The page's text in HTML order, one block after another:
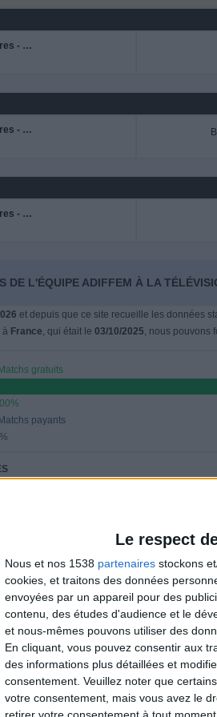
Le respect
Nous et nos 1538 partenaires stockons
cookies, et traitons des données
envoyées par un appareil pour des
contenu, des études d'audience et le
et nous-mêmes pouvons utiliser des
En cliquant, vous pouvez consentir aux
des informations plus détaillées et
consentement. Veuillez noter que
votre consentement, mais vous avez le
retirer votre consentement à tout
Copa Libertadores - Femmes
Copa Libertadores - Femmes
Copa Libertadores - Femmes
DE L'ÉQUIPE ADIFFEM À LA
et depuis que ce site recueille les données
à France, qui était le 03/10/2025, nous pouvons
gratuits
payants
66,67%
1 (33,33%)